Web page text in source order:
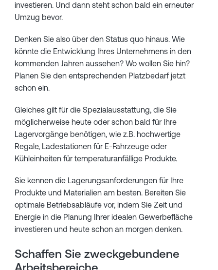
investieren. Und dann steht schon bald ein erneuter
Umzug bevor.
Denken Sie also über den Status quo hinaus. Wie
könnte die Entwicklung Ihres Unternehmens in den
kommenden Jahren aussehen? Wo wollen Sie hin?
Planen Sie den entsprechenden Platzbedarf jetzt
schon ein.
Gleiches gilt für die Spezialausstattung, die Sie
möglicherweise heute oder schon bald für Ihre
Lagervorgänge benötigen, wie z.B. hochwertige
Regale, Ladestationen für E-Fahrzeuge oder
Kühleinheiten für temperaturanfällige Produkte.
Sie kennen die Lagerungsanforderungen für Ihre
Produkte und Materialien am besten. Bereiten Sie
optimale Betriebsabläufe vor, indem Sie Zeit und
Energie in die Planung Ihrer idealen Gewerbefläche
investieren und heute schon an morgen denken.
Schaffen Sie zweckgebundene
Arbeitsbereiche.